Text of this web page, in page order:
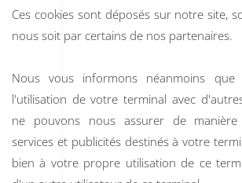
Ces cookies sont déposés sur notre site,
nous soit par certains de nos partenaires.
Nous vous informons néanmoins
l'utilisation de votre terminal avec
ne pouvons nous assurer de
services et publicités destinés à votre
bien à votre propre utilisation de ce